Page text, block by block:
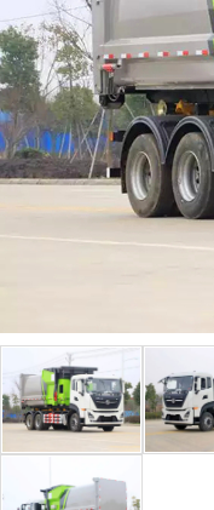
消防洒水车
应急车
防撞缓冲车
医疗废物转运车
光伏清洗车